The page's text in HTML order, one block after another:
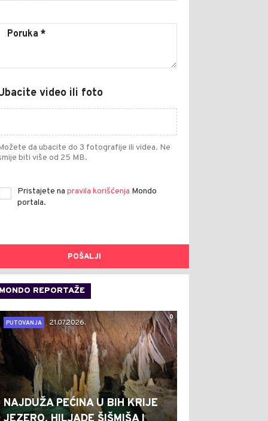
video ili foto
da ubacite do 3 fotografije ili videa. Ne
biti više od 25 MB.
Pristajete na pravila korišćenja Mondo
portala.
POŠALJI
MONDO REPORTAŽE
0
PUTOVANJA
21.07.2026.
NAJDUŽA PEĆINA U BIH KRIJE